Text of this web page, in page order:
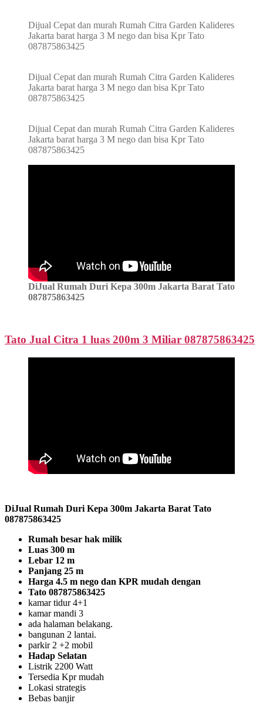
Dijual Cepat dan murah Rumah Citra Garden Kalideres
Jakarta barat harga 3 M nego dan bisa Kpr Tato
087875863425
Dijual Cepat dan murah Rumah Citra Garden Kalideres
Jakarta barat harga 3 M nego dan bisa Kpr Tato
087875863425
Dijual Cepat dan murah Rumah Citra Garden Kalideres
Jakarta barat harga 3 M nego dan bisa Kpr Tato
087875863425
DiJual Rumah Duri Kepa 300m Jakarta Barat Tato
087875863425
Tato Jual Citra 1 luas 200m 3 Miliar 087875863425
DiJual Rumah Duri Kepa 300m Jakarta Barat Tato
087875863425
Rumah besar hak milik
Luas 300 m
Lebar 12 m
Panjang 25 m
Harga 4.5 m nego dan KPR mudah dengan
Tato 087875863425
kamar tidur 4+1
kamar mandi 3
ada halaman belakang.
bangunan 2 lantai.
parkir 2 +2 mobil
Hadap Selatan
Listrik 2200 Watt
Tersedia Kpr mudah
Lokasi strategis
Bebas banjir